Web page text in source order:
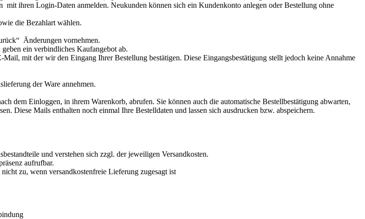
mit ihren Login-Daten anmelden. Neukunden können sich ein Kundenkonto anlegen oder Bestellung ohne
die Bezahlart wählen.
Änderungen vornehmen.
ein verbindliches Kaufangebot ab.
mit der wir den Eingang Ihrer Bestellung bestätigen. Diese Eingangsbestätigung stellt jedoch keine Annahme
der Ware annehmen.
dem Einloggen, in ihrem Warenkorb, abrufen. Sie können auch die automatische Bestellbestätigung abwarten,
Diese Mails enthalten noch einmal Ihre Bestelldaten und lassen sich ausdrucken bzw. abspeichern.
und verstehen sich zzgl. der jeweiligen Versandkosten.
aufrufbar.
zu, wenn versandkostenfreie Lieferung zugesagt ist